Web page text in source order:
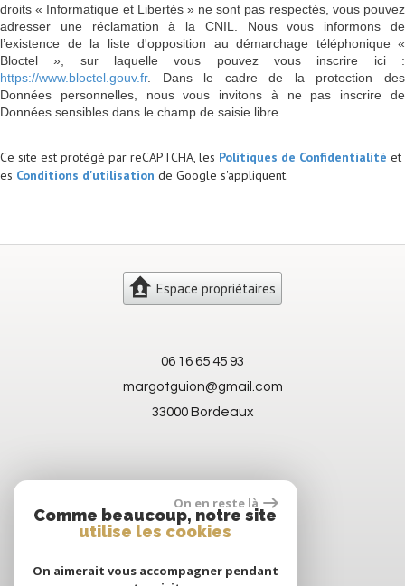
droits « Informatique et Libertés » ne sont pas respectés, vous pouvez
adresser une réclamation à la CNIL. Nous vous informons de
l’existence de la liste d'opposition au démarchage téléphonique «
Bloctel », sur laquelle vous pouvez vous inscrire ici :
https://www.bloctel.gouv.fr. Dans le cadre de la protection des
Données personnelles, nous vous invitons à ne pas inscrire de
Données sensibles dans le champ de saisie libre.
Ce site est protégé par reCAPTCHA, les Politiques de Confidentialité et
es Conditions d'utilisation de Google s'appliquent.
Espace propriétaires
06 16 65 45 93
margotguion@gmail.com
33000 Bordeaux
On en reste là
Comme beaucoup, notre site
utilise les cookies
On aimerait vous accompagner pendant